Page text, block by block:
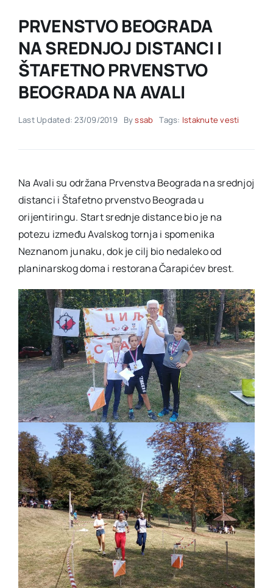
Akti SSAB
Kontakt
PRVENSTVO BEOGRADA
NA SREDNJOJ DISTANCI I
ŠTAFETNO PRVENSTVO
BEOGRADA NA AVALI
Last Updated: 23/09/2019 Byssab Tags: Istaknute vesti
Na Avali su održana Prvenstva Beograda na srednjoj
distanci i Štafetno prvenstvo Beograda u
orijentiringu. Start srednje distance bio je na
potezu između Avalskog tornja i spomenika
Neznanom junaku, dok je cilj bio nedaleko od
planinarskog doma i restorana Čarapićev brest.